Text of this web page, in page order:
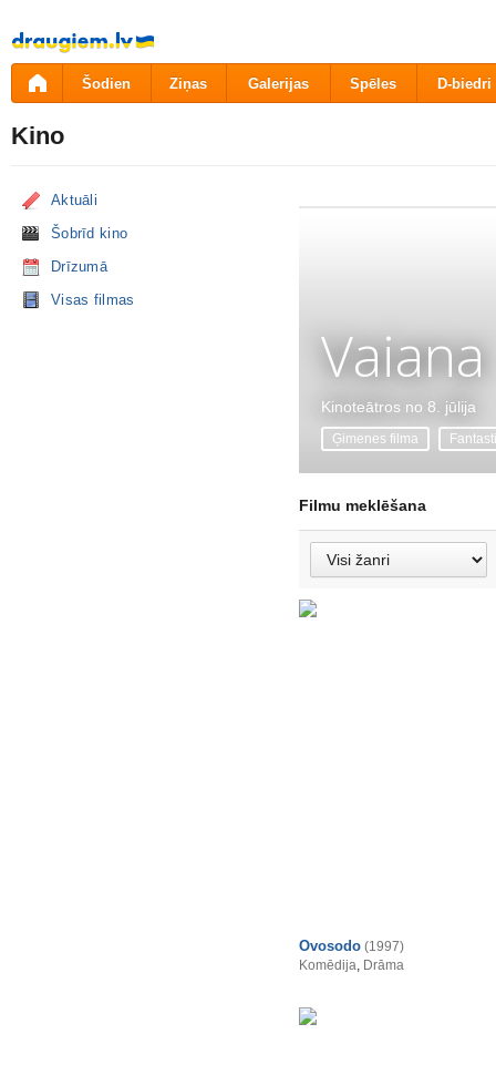
Pāriet
uz
saturu
Šodien Ziņas Galerijas Spēles D-biedri
Kino
Aktuāli
Šobrīd kino
Drīzumā
Visas filmas
Vaiana
Kinoteātros no 8. jūlija
Ģimenes filma
Filmu meklēšana
Ovosodo (1997)
Komēdija, Drāma